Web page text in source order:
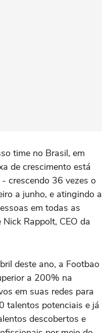
time no Brasil, em
de crescimento está
crescendo 36 vezes o
a junho, e atingindo a
em todas as
Rappolt, CEO da
deste ano, a Footbao
a 200% na
em suas redes para
talentos potenciais e já
descobertos e